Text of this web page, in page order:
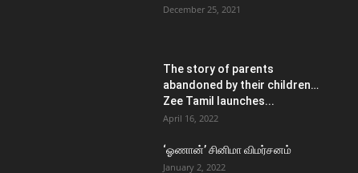
December 25, 2021
The story of parents
abandoned by their children…
Zee Tamil launches...
April 16, 2022
‘ஓணான்’ சினிமா விமர்சனம்
January 2, 2022